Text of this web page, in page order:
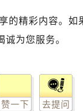
的精彩内容。如
为您服务。
赞一下 去提问